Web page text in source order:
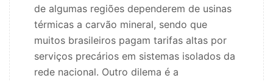
de algumas regiões dependerem de usinas
térmicas a carvão mineral, sendo que
muitos brasileiros pagam tarifas altas por
serviços precários em sistemas isolados da
rede nacional. Outro dilema é a